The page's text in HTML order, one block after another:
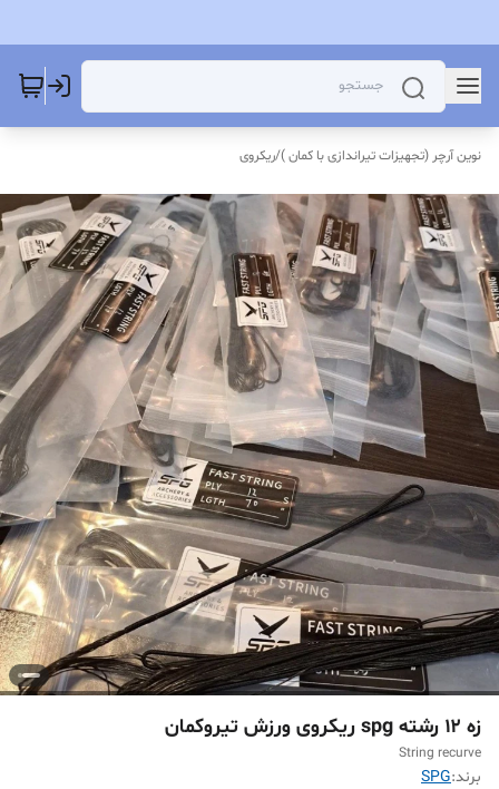
نوین آرچر (تجهیزات تیراندازی با کمان )/ریکروی
زه ۱۲ رشته spg ریکروی ورزش تیروکمان
String recurve
برند:SPG